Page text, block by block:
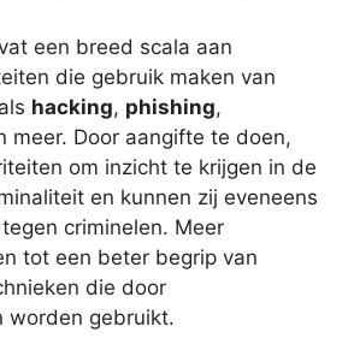
een breed scala aan
die gebruik maken van
hacking, phishing,
meer. Door aangifte te doen,
om inzicht te krijgen in de
en kunnen zij eveneens
criminelen. Meer
tot een beter begrip van
die door
worden gebruikt.